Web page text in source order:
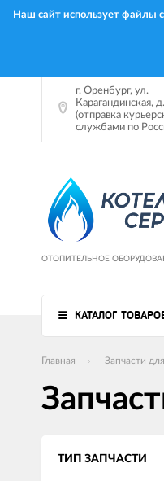
Наш сайт использует файлы
г. Оренбург, ул.
Карагандинская,
(отправка
службами по
ОТОПИТЕЛЬНОЕ
КАТАЛОГ
Главная Запчасти
ТИП ЗАПЧАСТИ